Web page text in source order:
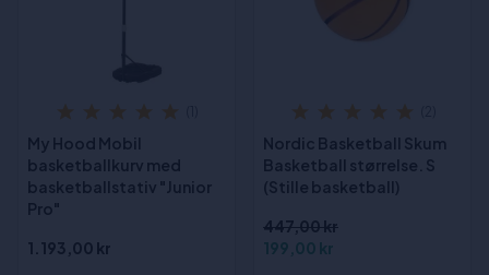
My Hood Mobil
basketballkurv med
basketballstativ "Junior
Pro"
1.193,00 kr
Nordic Basketball Skum
Basketball størrelse. S
(Stille basketball)
447,00 kr
199,00 kr